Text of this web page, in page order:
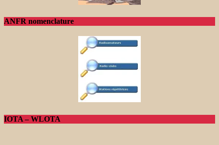
ANFR nomenclature
IOTA – WLOTA